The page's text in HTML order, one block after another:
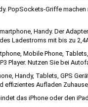
PopSockets-Griffe
Handy. Der
Ladestroms mit bis zu
Mobile Phone,
Player. Nutzen Sie bei
Handy, Tablets, GPS
effizientes Aufladen
das iPhone oder den